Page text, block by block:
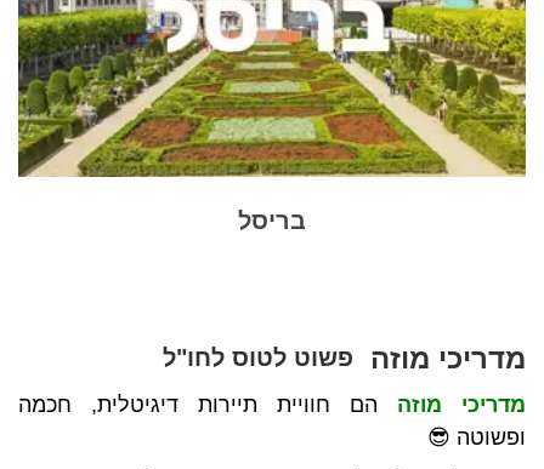
בריסל
מדריכי מוזה פשוט לטוס לחו"ל
מדריכי מוזה הם חוויית תיירות דיגיטלית, חכמה
ופשוטה 😎